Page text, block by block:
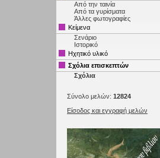
Από την ταινία
Από τα γυρίσματα
Άλλες φωτογραφίες
Κείμενα
Σενάριο
Ιστορικό
Ηχητικό υλικό
Σχόλια επισκεπτών
Σχόλια
Σύνολο μελών: 12824
Είσοδος και εγγραφή μελών